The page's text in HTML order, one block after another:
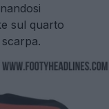
sul quarto